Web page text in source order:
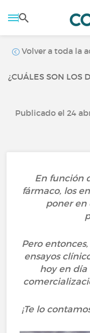
Volver a toda la
¿CUÁLES SON LOS
Publicado el 24
En función
fármaco, los
poner en
Pero
ensayos
hoy en día
¡Te lo